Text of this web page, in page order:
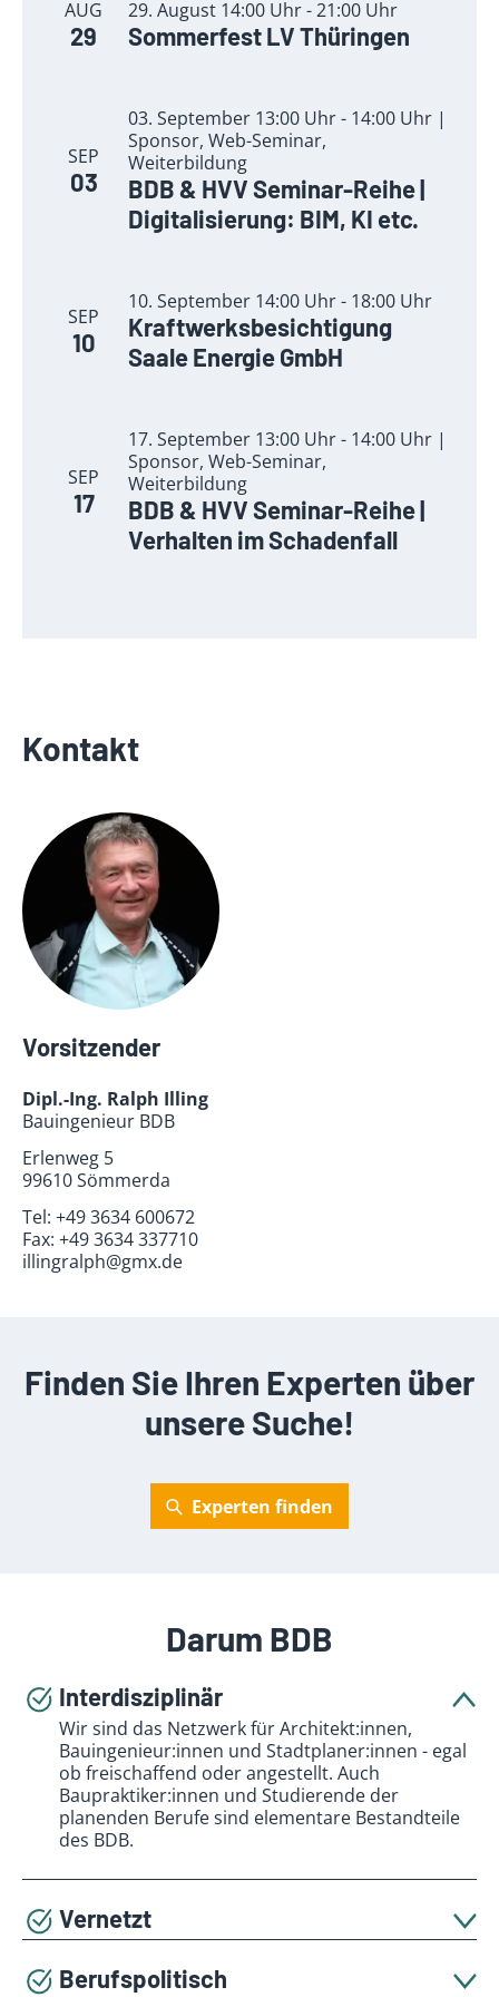
AUG
29
29. August 14:00 Uhr - 21:00 Uhr
Sommerfest LV Thüringen
SEP
03
03. September 13:00 Uhr - 14:00 Uhr |
Sponsor, Web-Seminar,
Weiterbildung
BDB & HVV Seminar-Reihe |
Digitalisierung: BIM, KI etc.
SEP
10
10. September 14:00 Uhr - 18:00 Uhr
Kraftwerksbesichtigung
Saale Energie GmbH
SEP
17
17. September 13:00 Uhr - 14:00 Uhr |
Sponsor, Web-Seminar,
Weiterbildung
BDB & HVV Seminar-Reihe |
Verhalten im Schadenfall
Kontakt
Vorsitzender
Dipl.-Ing. Ralph Illing
Bauingenieur BDB
Erlenweg 5
99610 Sömmerda
Tel: +49 3634 600672
Fax: +49 3634 337710
illingralph@gmx.de
Finden Sie Ihren Experten über
unsere Suche!
Experten finden
Darum BDB
Interdisziplinär
Wir sind das Netzwerk für Architekt:innen,
Bauingenieur:innen und Stadtplaner:innen - egal
ob freischaffend oder angestellt. Auch
Baupraktiker:innen und Studierende der
planenden Berufe sind elementare Bestandteile
des BDB.
Vernetzt
Austausch auf hohem fachlichen Niveau. Über die
Berufspolitisch